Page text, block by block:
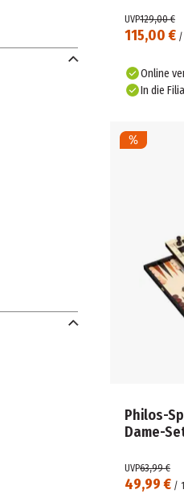
115,00 € /
UVP129,00 €
Online
In die
Philos-
Dame-
49,99 € / 1
UVP63,99 €